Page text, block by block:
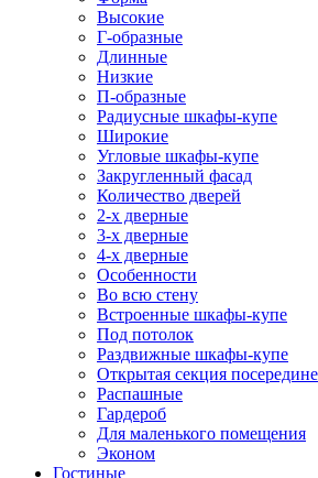
Высокие
Г-образные
Длинные
Низкие
П-образные
Радиусные шкафы-купе
Широкие
Угловые шкафы-купе
Закругленный фасад
Количество дверей
2-х дверные
3-х дверные
4-х дверные
Особенности
Во всю стену
Встроенные шкафы-купе
Под потолок
Раздвижные шкафы-купе
Открытая секция посередине
Распашные
Гардероб
Для маленького помещения
Эконом
Гостиные